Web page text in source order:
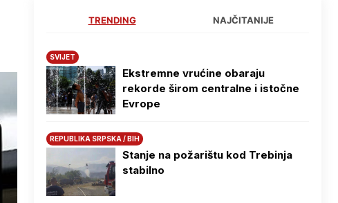
TRENDING NAJČITANIJE
SVIJET
Ekstremne vrućine obaraju
rekorde širom centralne i istočne
Evrope
REPUBLIKA SRPSKA / BIH
Stanje na požarištu kod Trebinja
stabilno